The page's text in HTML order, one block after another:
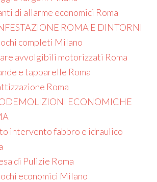
di allarme economici Roma
ROMA E DINTORNI
completi Milano
avvolgibili motorizzati Roma
e tapparelle Roma
Roma
ECONOMICHE
intervento fabbro e idraulico
di Pulizie Roma
economici Milano